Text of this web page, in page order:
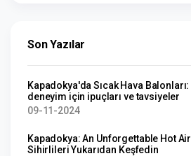
Son Yazılar
Kapadokya'da Sıcak Hava
deneyim için ipuçları ve tavsiyeler
09-11-2024
Kapadokya: An Unforgettable Hot
Sihirlileri Yukarıdan Keşfedin